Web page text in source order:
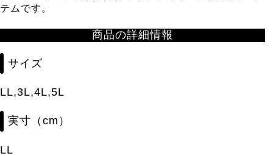
テムです。
商品の詳細情報
サイズ
LL,3L,4L,5L
実寸（cm）
LL